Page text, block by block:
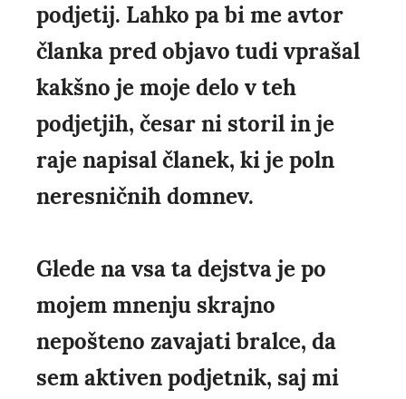
podjetij. Lahko pa bi me avtor
članka pred objavo tudi vprašal
kakšno je moje delo v teh
podjetjih, česar ni storil in je
raje napisal članek, ki je poln
neresničnih domnev.
Glede na vsa ta dejstva je po
mojem mnenju skrajno
nepošteno zavajati bralce, da
sem aktiven podjetnik, saj mi